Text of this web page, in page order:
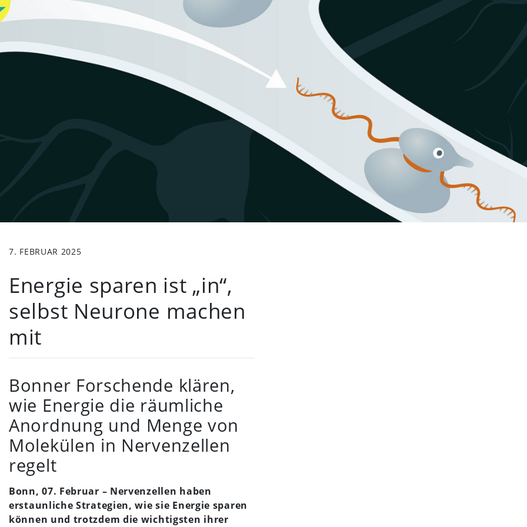
7. FEBRUAR 2025
Energie sparen ist „in“,
selbst Neurone machen
mit
Bonner Forschende klären,
wie Energie die räumliche
Anordnung und Menge von
Molekülen in Nervenzellen
regelt
Bonn, 07. Februar – Nervenzellen haben
erstaunliche Strategien, wie sie Energie sparen
können und trotzdem die wichtigsten ihrer